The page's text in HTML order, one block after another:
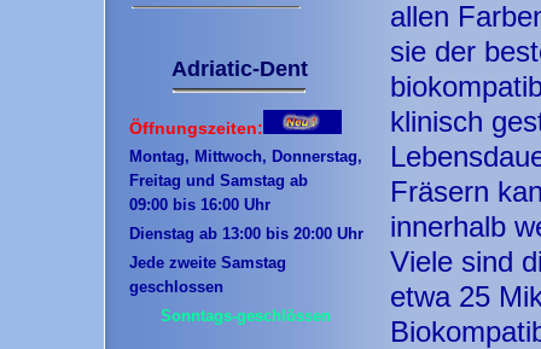
Adriatic-Dent
Öffnungszeiten:
Montag, Mittwoch, Donnerstag,
Freitag und Samstag ab
09:00 bis 16:00 Uhr
Dienstag ab 13:00 bis 20:00 Uhr
Jede zweite Samstag
geschlossen
Sonntags-geschlössen
allen
sie der
klinisch
Fräsern
innerhalb
Viele sind
etwa 25